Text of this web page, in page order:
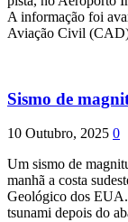
A informação foi
Aviação Civil
Sismo de
10 Outubro, 2025 0
Um sismo de
manhã a costa
Geológico dos EUA.
tsunami depois do